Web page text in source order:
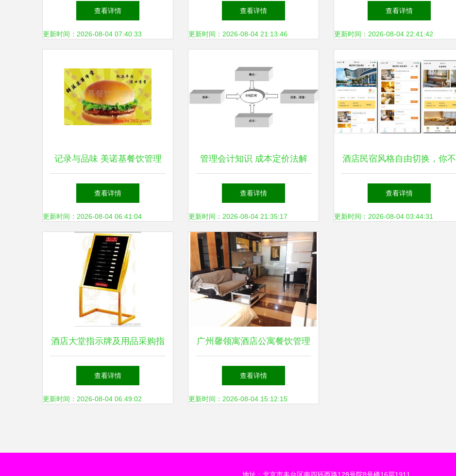
质服务与客户感受的差距缩小
之道
查看详情
更新时间：2026-08-04 07:40:33
酒店管理，开启职场新航程
查看详情
更新时间：2026-08-04 21:13:46
餐饮的食品安全，请你来监
督，从酒店管理看行业标杆
查看详情
更新时间：2026-08-04 22:41:42
记录与品味 美诺基餐饮管理
公司酒店管理的相册掠影
查看详情
更新时间：2026-08-04 06:41:04
管理会计知识 成本定价法解
析——酒店是如何定价的？
查看详情
更新时间：2026-08-04 21:35:17
酒店民宿风格自由切换，你不
能错过的小程序之餐饮管理
查看详情
更新时间：2026-08-04 03:44:31
酒店大堂指示牌及用品采购指
南 供应、价格、厂家与餐饮
管理要点
查看详情
更新时间：2026-08-04 06:49:02
广州馨领寓酒店公寓餐饮管理
服务体系
查看详情
更新时间：2026-08-04 15:12:15